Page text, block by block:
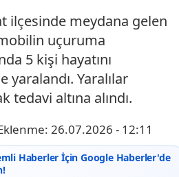
ilçesinde meydana gelen
uçuruma
5 kişi hayatını
yaralandı. Yaralılar
tedavi altına alındı.
26.07.2026 - 12:11
Haberler İçin Google Haberler'de